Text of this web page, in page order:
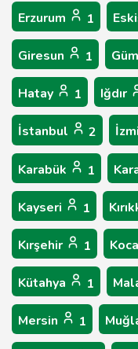
Erzurum 1
Giresun 1
Hatay 1 Iğdır
İstanbul 2
Karabük 1
Kayseri 1
Kırşehir 1
Kütahya 1
Mersin 1